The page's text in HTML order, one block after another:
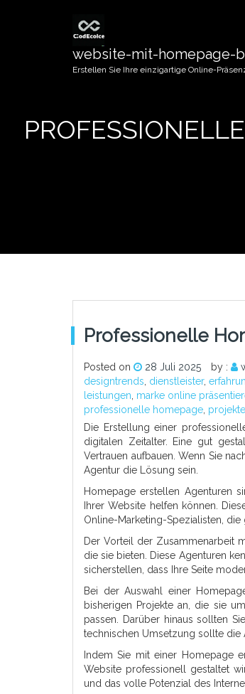
website-mit-homepage-
Erstellen Sie Ihre einzigartige Online-
Professionelle
Posted on 28 Juli 2025 by :
designtrends dienstleister,
leistungen marke online
professionelle homepage projekte
Die Erstellung einer
digitalen Zeitalter. Eine gut
Vertrauen aufbauen. Wenn Sie
Agentur die Lösung sein.
Homepage erstellen Agenturen
Ihrer Website helfen können.
Online-Marketing-Spezialisten,
Der Vorteil der Zusammenarbeit
die sie bieten. Diese Agenturen
sicherstellen, dass Ihre Seite
Bei der Auswahl einer
bisherigen Projekte an, die sie
passen. Darüber hinaus sollten
technischen Umsetzung sollte die
Indem Sie mit einer Homepage
Website professionell gestaltet
und das volle Potenzial des